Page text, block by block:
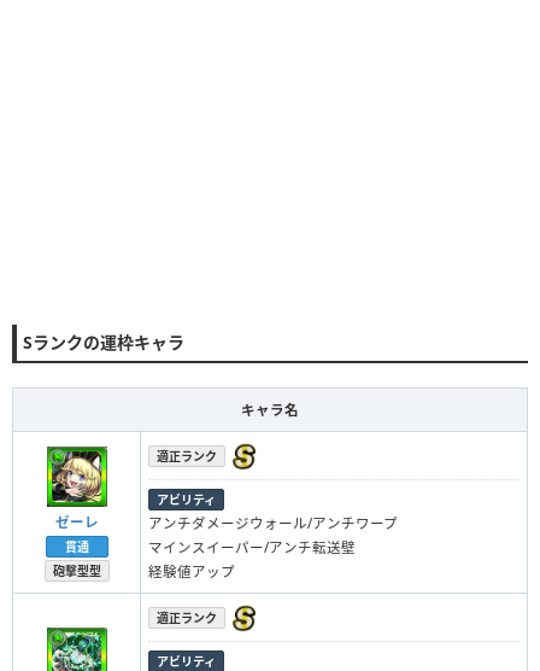
Sランクの運枠キャラ
キャラ名
ゼーレ
貫通
砲撃型型
適正ランク
アビリティ
アンチダメージウォール/アンチワープ
マインスイーパー/アンチ転送壁
経験値アップ
適正ランク
アビリティ